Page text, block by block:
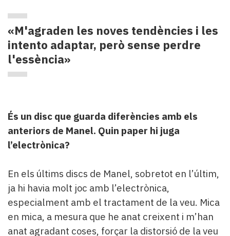
«M'agraden les noves tendències i les
intento adaptar, però sense perdre
l'essència»
És un disc que guarda diferències amb els
anteriors de Manel. Quin paper hi juga
l’electrònica?
En els últims discs de Manel, sobretot en l’últim,
ja hi havia molt joc amb l’electrònica,
especialment amb el tractament de la veu. Mica
en mica, a mesura que he anat creixent i m’han
anat agradant coses, forçar la distorsió de la veu